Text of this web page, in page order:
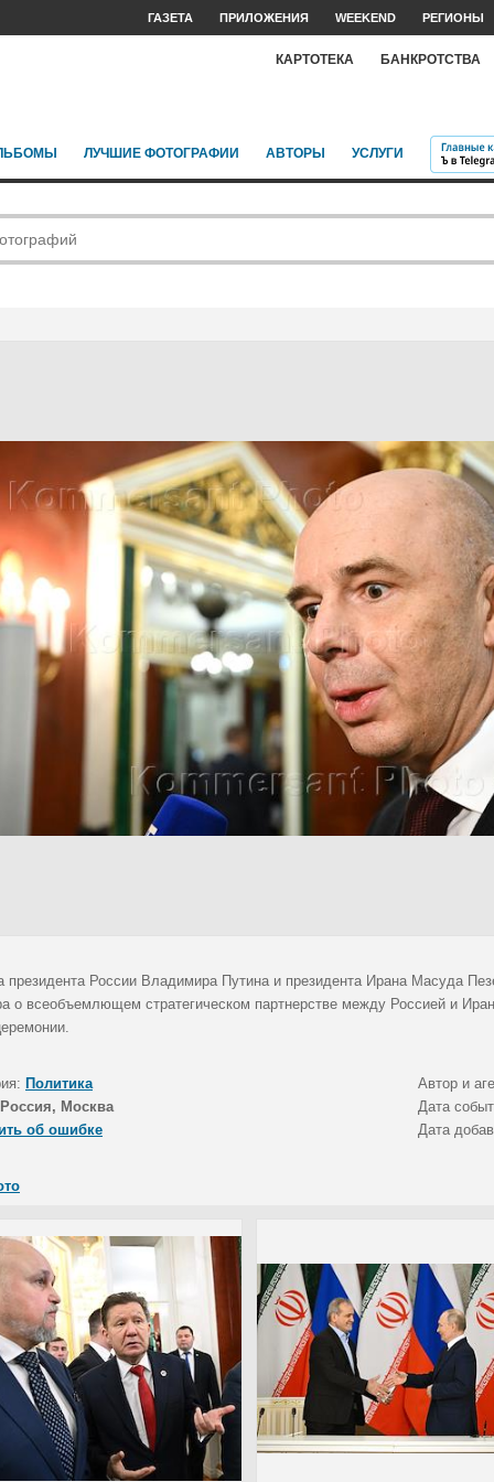
ГАЗЕТА ПРИЛОЖЕНИЯ WEEKEND РЕГИОНЫ
КАРТОТЕКА БАНКРОТСТВА
ЛУЧШИЕ ФОТОГРАФИИ АВТОРЫ УСЛУГИ
президента России Владимира Путина и президента Ирана Масуда
о всеобъемлющем стратегическом партнерстве между Россией и
Политика
Автор и
Россия, Москва
Дата
об ошибке
Дата